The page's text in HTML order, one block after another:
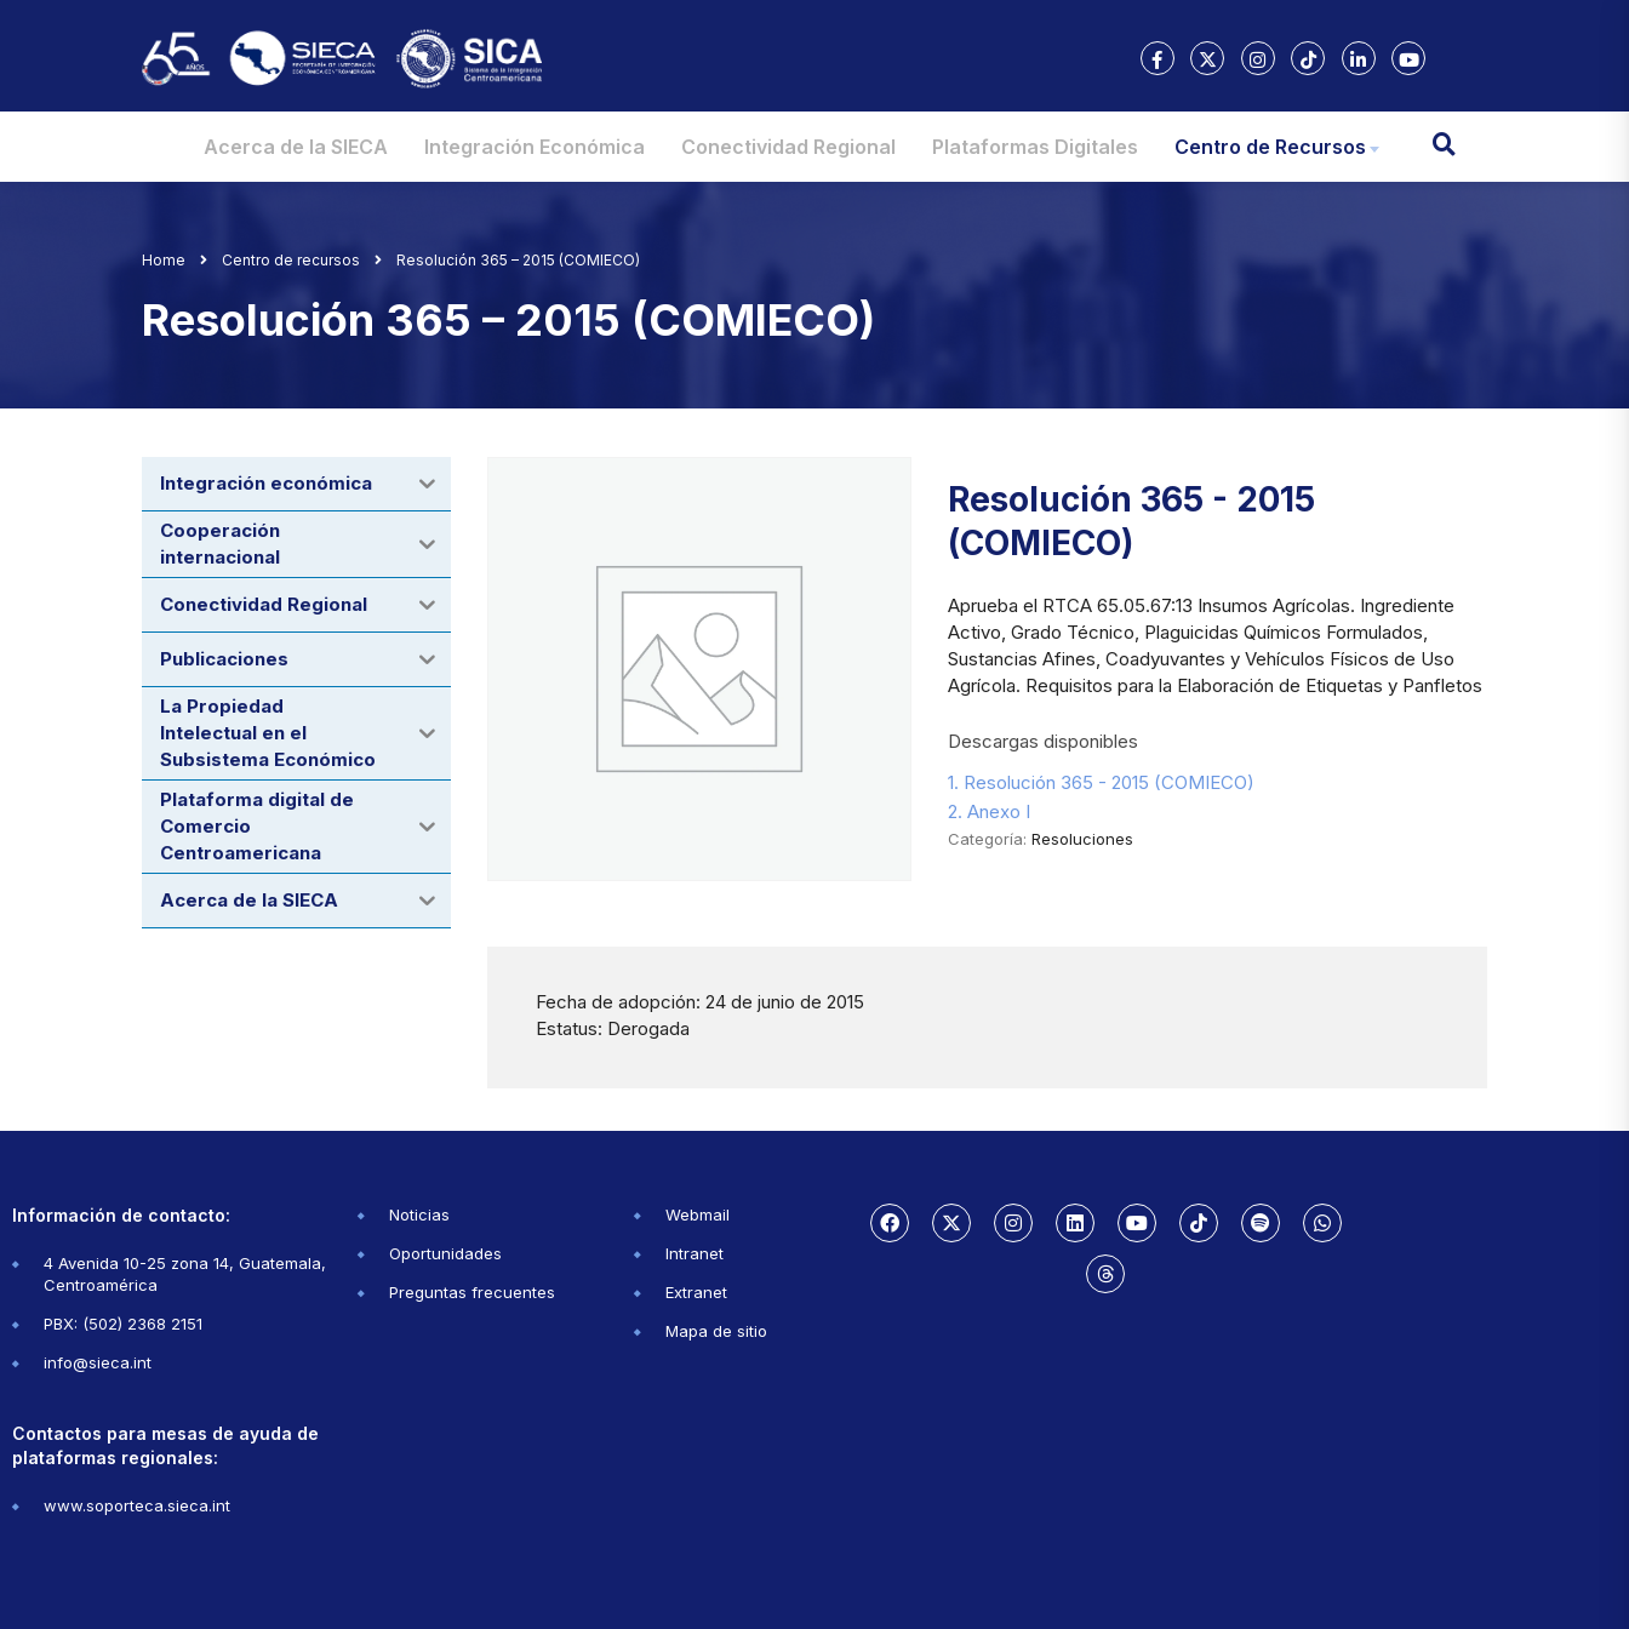
Acerca de la SIECA Integración Económica Conectividad Regional Plataformas Digitales Centro de Recursos
Home Centro de recursos Resolución 365 – 2015 (COMIECO)
Resolución 365 – 2015 (COMIECO)
Resolución 365 - 2015
(COMIECO)
Aprueba el RTCA 65.05.67:13 Insumos Agrícolas. Ingrediente
Activo, Grado Técnico, Plaguicidas Químicos Formulados,
Sustancias Afines, Coadyuvantes y Vehículos Físicos de Uso
Agrícola. Requisitos para la Elaboración de Etiquetas y Panfletos
Descargas disponibles
1. Resolución 365 - 2015 (COMIECO)
2. Anexo I
Categoría: Resoluciones
Fecha de adopción: 24 de junio de 2015
Estatus: Derogada
Integración económica
Cooperación
internacional
Conectividad Regional
Publicaciones
La Propiedad
Intelectual en el
Subsistema Económico
Plataforma digital de
Comercio
Centroamericana
Acerca de la SIECA
Información de contacto:
4 Avenida 10-25 zona 14, Guatemala,
Centroamérica
PBX: (502) 2368 2151
info@sieca.int
Contactos para mesas de ayuda de
plataformas regionales:
www.soporteca.sieca.int
Noticias
Oportunidades
Preguntas frecuentes
Webmail
Intranet
Extranet
Mapa de sitio